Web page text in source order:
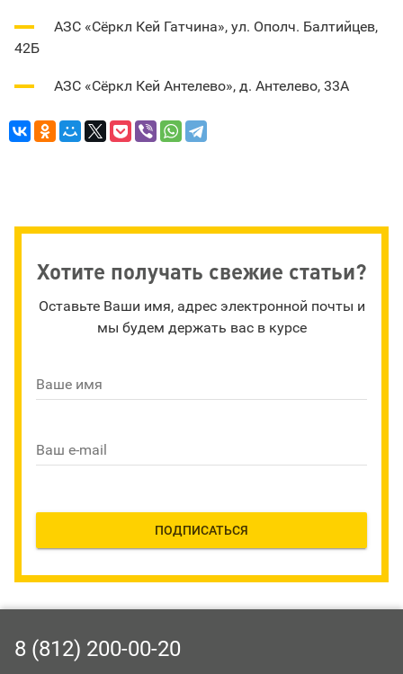
АЗС «Сёркл Кей Гатчина», ул. Ополч. Балтийцев,
42Б
АЗС «Сёркл Кей Антелево», д. Антелево, 33А
Хотите получать свежие статьи?
Оставьте Ваши имя, адрес электронной почты и
мы будем держать вас в курсе
Ваше имя
Ваш e-mail
ПОДПИСАТЬСЯ
8 (812) 200-00-20